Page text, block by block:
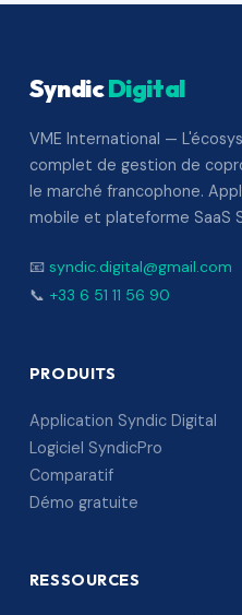
SyndicDigital
VME International —
complet de gestion de
le marché francophone.
mobile et plateforme SaaS
📧 syndic.digital@gmail.com
📞 +33 6 51 11 56 90
PRODUITS
Application Syndic Digital
Logiciel SyndicPro
Comparatif
Démo gratuite
RESSOURCES